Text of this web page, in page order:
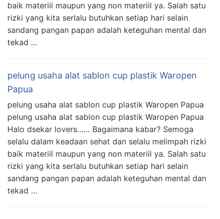
baik materiil maupun yang non materiil ya. Salah satu
rizki yang kita serlalu butuhkan setiap hari selain
sandang pangan papan adalah keteguhan mental dan
tekad …
pelung usaha alat sablon cup plastik Waropen
Papua
pelung usaha alat sablon cup plastik Waropen Papua
pelung usaha alat sablon cup plastik Waropen Papua
Halo dsekar lovers…… Bagaimana kabar? Semoga
selalu dalam keadaan sehat dan selalu melimpah rizki
baik materiil maupun yang non materiil ya. Salah satu
rizki yang kita serlalu butuhkan setiap hari selain
sandang pangan papan adalah keteguhan mental dan
tekad …